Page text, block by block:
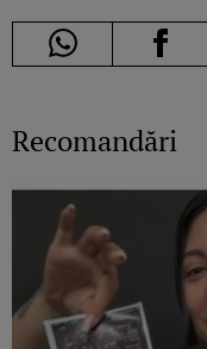
Recomandări